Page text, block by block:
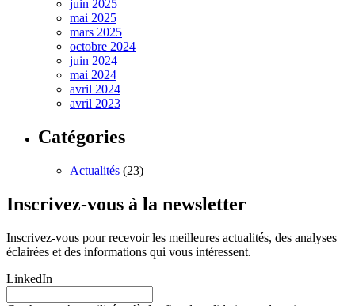
juin 2025
mai 2025
mars 2025
octobre 2024
juin 2024
mai 2024
avril 2024
avril 2023
Catégories
Actualités (23)
Inscrivez-vous à la newsletter
Inscrivez-vous pour recevoir les meilleures actualités, des analyses
éclairées et des informations qui vous intéressent.
LinkedIn